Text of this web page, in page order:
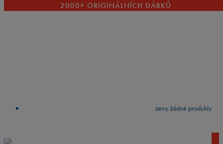
2000+ ORIGINÁLNÍCH DÁRKŮ
press Nebyly nalezeny žádné produkty.